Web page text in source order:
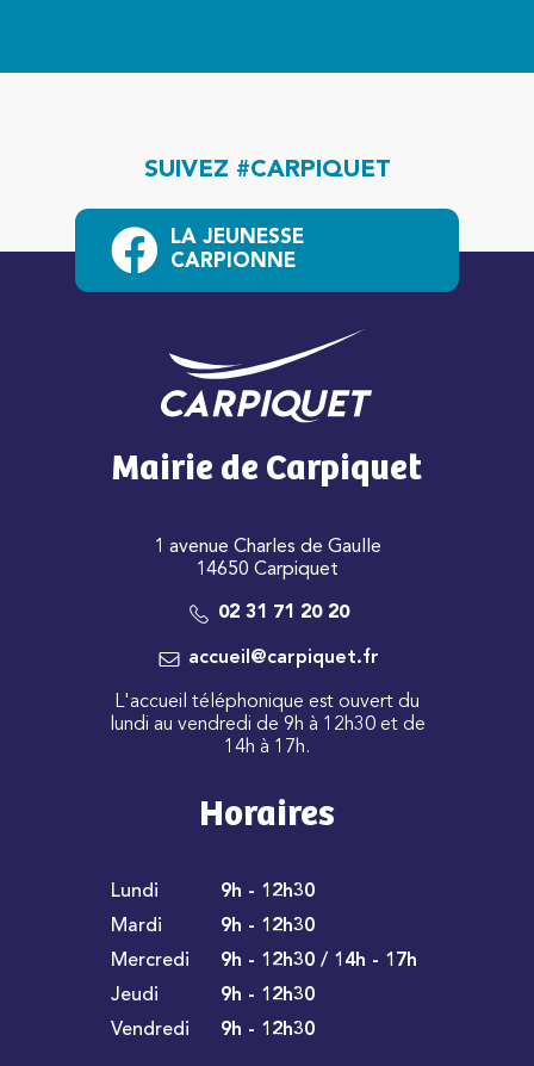
SUIVEZ #CARPIQUET
LA JEUNESSE
CARPIONNE
Mairie de Carpiquet
1 avenue Charles de Gaulle
14650 Carpiquet
02 31 71 20 20
accueil@carpiquet.fr
L'accueil téléphonique est ouvert du
lundi au vendredi de 9h à 12h30 et de
14h à 17h.
Horaires
Lundi
9h - 12h30
Mardi
9h - 12h30
Mercredi
9h - 12h30 / 14h - 17h
Jeudi
9h - 12h30
Vendredi
9h - 12h30